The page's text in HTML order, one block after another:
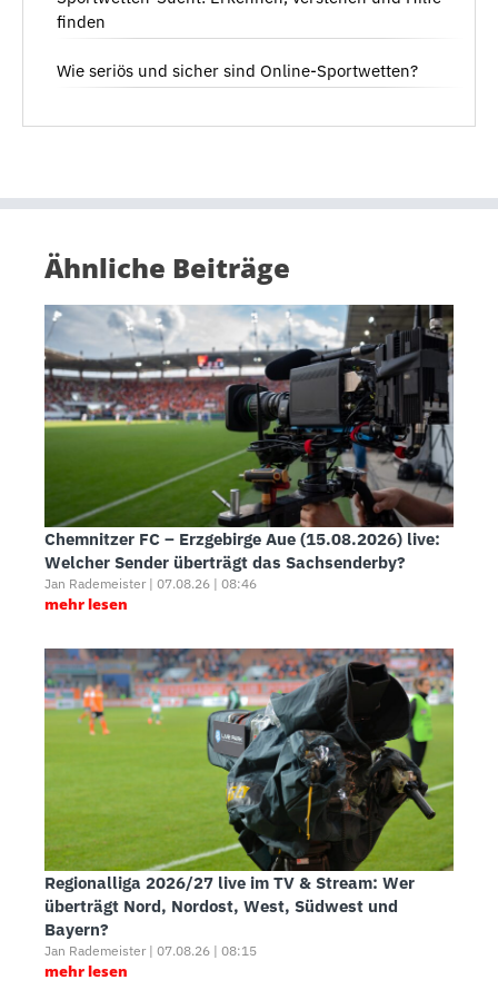
finden
Wie seriös und sicher sind Online-Sportwetten?
Ähnliche Beiträge
Chemnitzer FC – Erzgebirge Aue (15.08.2026) live:
Welcher Sender überträgt das Sachsenderby?
Jan Rademeister | 07.08.26 | 08:46
mehr lesen
Regionalliga 2026/27 live im TV & Stream: Wer
überträgt Nord, Nordost, West, Südwest und
Bayern?
Jan Rademeister | 07.08.26 | 08:15
mehr lesen